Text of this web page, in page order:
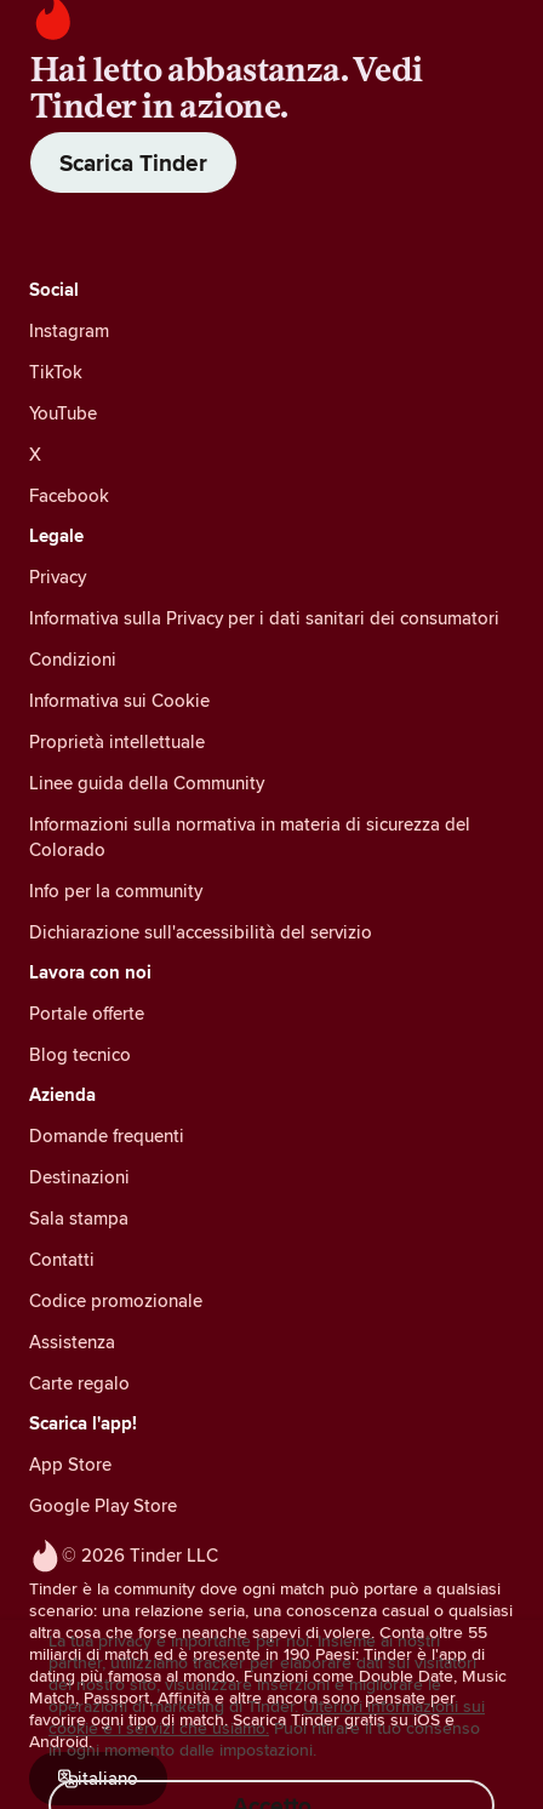
Hai letto abbastanza. Vedi
Tinder in azione.
Scarica Tinder
© 2026 Tinder LLC
Tinder è la community dove ogni match può portare a qualsiasi
scenario: una relazione seria, una conoscenza casual o qualsiasi
altra cosa che forse neanche sapevi di volere. Conta oltre 55
miliardi di match ed è presente in 190 Paesi: Tinder è l'app di
dating più famosa al mondo. Funzioni come Double Date, Music
Match, Passport, Affinità e altre ancora sono pensate per
favorire ogni tipo di match. Scarica Tinder gratis su iOS e
Android.
italiano
Social
Instagram
TikTok
YouTube
X
Facebook
Legale
Privacy
Informativa sulla Privacy per i dati sanitari dei consumatori
Condizioni
Informativa sui Cookie
Proprietà intellettuale
Linee guida della Community
Informazioni sulla normativa in materia di sicurezza del
Colorado
Info per la community
Dichiarazione sull'accessibilità del servizio
Lavora con noi
Portale offerte
Blog tecnico
Azienda
Domande frequenti
Destinazioni
Sala stampa
Contatti
Codice promozionale
Assistenza
Carte regalo
Scarica l'app!
App Store
Google Play Store
La tua privacy è importante per noi. Insieme ai nostri
partner, utilizziamo tracker per elaborare dati sui visitatori
del nostro sito, visualizzare inserzioni e migliorare le
operazioni di marketing di Tinder. Ulteriori informazioni sui
cookie e i servizi che usiamo. Puoi ritirare il tuo consenso
in ogni momento dalle impostazioni.